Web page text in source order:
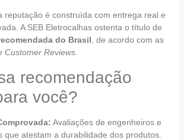
reputação é construída com entrega real e
A SEB Eletrocalhas ostenta o título de
do Brasil, de acordo com as
Customer Reviews.
recomendação
você?
Avaliações de engenheiros e
que atestam a durabilidade dos produtos.